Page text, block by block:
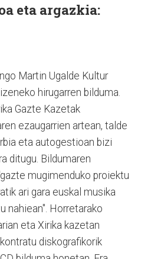
eta argazkia:
Martin Ugalde Kultur
hirugarren bilduma.
Gazte Kazetak
ezaugarrien artean, talde
eta autogestioan bizi
ditugu. Bildumaren
mugimenduko proiektu
ari gara euskal musika
nahiean". Horretarako
eta Xirika kazetan
diskografikorik